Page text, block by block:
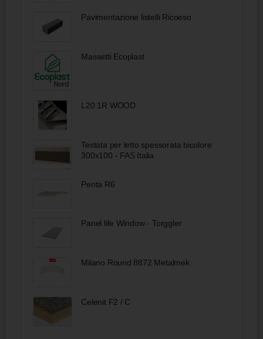
Pavimentazione listelli Ricoeso
Massetti Ecoplast
L20 1R WOOD
Testata per letto spessorata bicolore
300x100 - FAS Italia
Penta R6
Panel life Window - Torggler
Milano Round 8872 Metalmek
Celenit F2 / C